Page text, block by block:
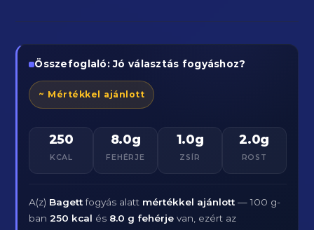
Összefoglaló: Jó választás fogyáshoz?
~ Mértékkel ajánlott
250
KCAL
8.0g
FEHÉRJE
1.0g
ZSÍR
2.0g
ROST
A(z) Bagettfogyás alatt mértékkel ajánlott — 100 g-
ban250 kcal és 8.0 g fehérje van, ezért az